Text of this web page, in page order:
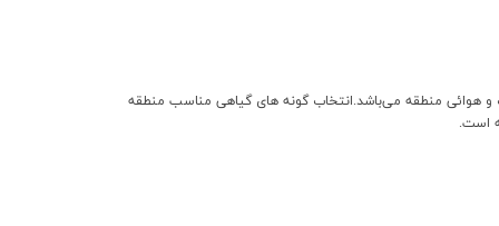
) از انواع گياهان، متناسب با شرايط آب و هوائي منطقه مي‌باشد.انتخاب گونه هاي گياهي مناسب منطقه